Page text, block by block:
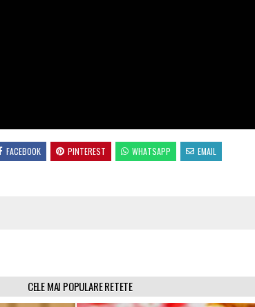
FACEBOOK PINTEREST WHATSAPP EMAIL
CELE MAI POPULARE RETETE